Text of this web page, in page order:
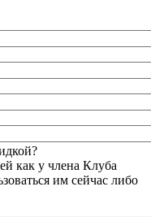
как у члена Клуба
им сейчас либо